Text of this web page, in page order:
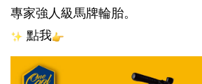
專家強人級馬牌輪胎。
點我